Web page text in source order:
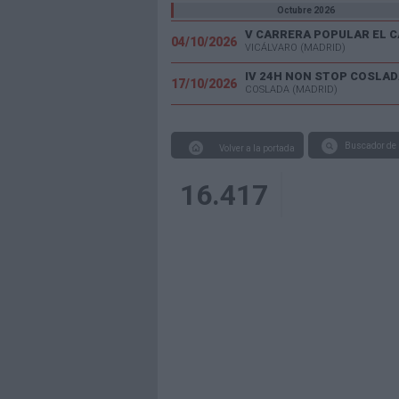
Octubre 2026
04/10/2026 VICÁLVARO (MADRID)
17/10/2026
IV 24H NON STOP
COSLADA (MADRID)
Volver a la portada Buscador de
16.417